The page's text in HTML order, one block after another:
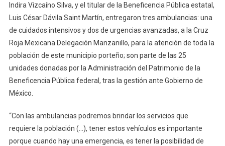
3
Para
Atender
La
Indira Vizcaíno Silva, y el titular de la Beneficencia Pública estatal,
Luis César Dávila Saint Martín, entregaron tres ambulancias: una
de cuidados intensivos y dos de urgencias avanzadas, a la Cruz
Roja Mexicana Delegación Manzanillo, para la atención de toda la
población de este municipio porteño; son parte de las 25
unidades donadas por la Administración del Patrimonio de la
Beneficencia Pública federal, tras la gestión ante Gobierno de
México.
“Con las ambulancias podremos brindar los servicios que
requiere la población (…), tener estos vehículos es importante
porque cuando hay una emergencia, es tener la posibilidad de